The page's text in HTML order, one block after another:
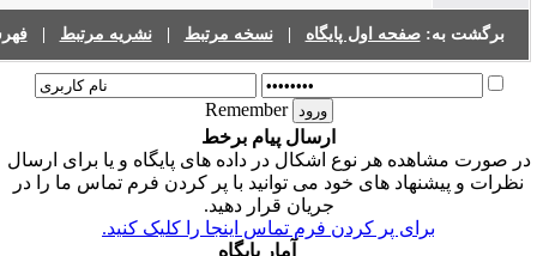
صفحه اول پایگاه|نسخه مرتبط |نشریه مرتبط |فهرست نشریات
Remember
ارسال پیام برخط
هر نوع اشکال در داده های پایگاه و یا برای ارسال
های خود می توانید با پر کردن فرم تماس ما را در
جریان قرار دهید.
پر کردن فرم تماس اینجا را کلیک کنید.